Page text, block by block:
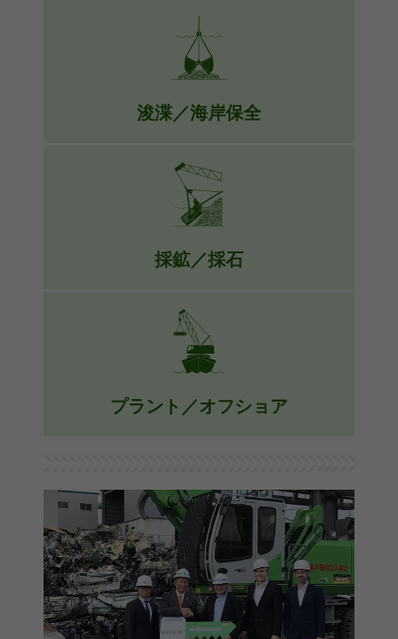
詳細
運河建設またはパイプライン敷設な
ど、着実かつ精密なリフティング作業
です。
詳細
浚渫／海岸保全
の除去、または沿岸の強化などの要求
の高いタスクであっても、当社のクレ
ーンおよびマテリアルハンドリングマ
ソリューションから指令することがで
詳細
採鉱／採石
備えた当社の低所有コストの機械類に
より、投資回収が早まります。当社の
機械類はまた、遠方の現場でのより迅
やすいように構築されています。
プラント／オフショア
オフショア用途に合わせた特別な構成
を提供しています。この特別な構成
は、柔軟性および全体的な動作可能時
間を向上させます。
詳細